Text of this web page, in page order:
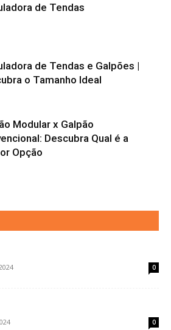
de Tendas
de Tendas e Galpões |
o Tamanho Ideal
Modular x Galpão
Descubra Qual é a
Opção
0
0